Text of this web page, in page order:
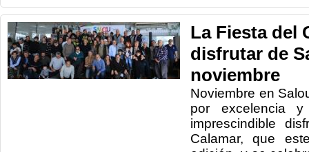
La Fiesta del
disfrutar de
noviembre
Noviembre en
por excelencia
imprescindible
Calamar, que